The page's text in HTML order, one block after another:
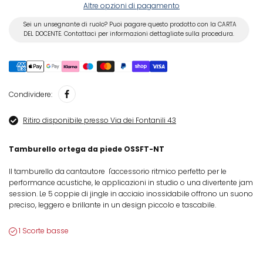
Altre opzioni di pagamento
Sei un unsegnante di ruolo? Puoi pagare questo prodotto con la CARTA
DEL DOCENTE. Contattaci per informazioni dettagliate sulla procedura.
Condividere:
Ritiro disponibile presso Via dei Fontanili 43
Tamburello ortega da piede OSSFT-NT
Il tamburello da cantautore  l'accessorio ritmico perfetto per le
performance acustiche, le applicazioni in studio o una divertente jam
session. Le 5 coppie di jingle in acciaio inossidabile offrono un suono
preciso, leggero e brillante in un design piccolo e tascabile.
1 Scorte basse